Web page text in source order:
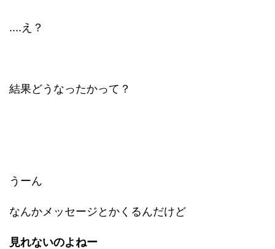
....え？
結果どうなったかって？
うーん
なんかメッセージとかくるんだけど
見れないのよねー